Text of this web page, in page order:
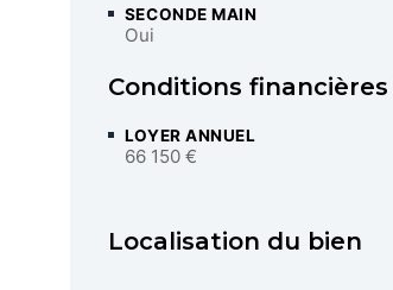
SECONDE MAIN
Oui
Conditions financières
LOYER ANNUEL
66 150 €
Localisation du bien